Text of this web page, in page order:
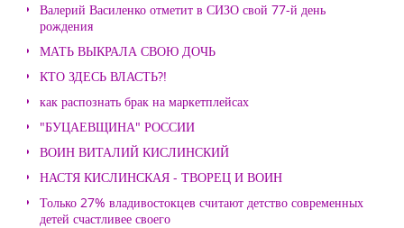
Валерий Василенко отметит в СИЗО свой 77-й день
рождения
МАТЬ ВЫКРАЛА СВОЮ ДОЧЬ
КТО ЗДЕСЬ ВЛАСТЬ?!
как распознать брак на маркетплейсах
"БУЦАЕВЩИНА" РОССИИ
ВОИН ВИТАЛИЙ КИСЛИНСКИЙ
НАСТЯ КИСЛИНСКАЯ - ТВОРЕЦ И ВОИН
Только 27% владивостокцев считают детство современных
детей счастливее своего